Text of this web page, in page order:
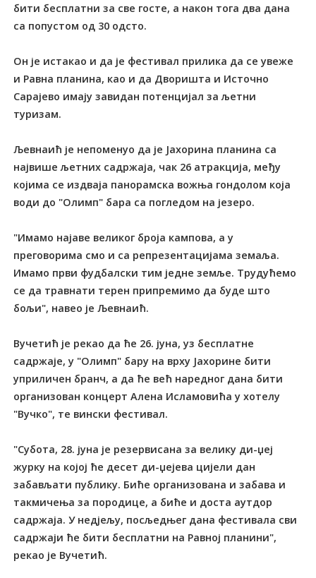
бити бесплатни за све госте, а након тога два дана
са попустом од 30 одсто.
Он је истакао и да је фестивал прилика да се увеже
и Равна планина, као и да Дворишта и Источно
Сарајево имају завидан потенцијал за љетни
туризам.
Љевнаић је непоменуо да је Јахорина планина са
највише љетних садржаја, чак 26 атракција, међу
којима се издваја панорамска вожња гондолом која
води до "Олимп" бара са погледом на језеро.
"Имамо најаве великог броја кампова, а у
преговорима смо и са репрезентацијама земаља.
Имамо први фудбалски тим једне земље. Трудућемо
се да травнати терен припремимо да буде што
бољи", навео је Љевнаић.
Вучетић је рекао да ће 26. јуна, уз бесплатне
садржаје, у "Олимп" бару на врху Јахорине бити
уприличен бранч, а да ће већ наредног дана бити
организован концерт Алена Исламовића у хотелу
"Вучко", те вински фестивал.
"Субота, 28. јуна је резервисана за велику ди-џеј
журку на којој ће десет ди-џејева цијели дан
забављати публику. Биће организована и забава и
такмичења за породице, а биће и доста аутдор
садржаја. У недјељу, посљедњег дана фестивала сви
садржаји ће бити бесплатни на Равној планини",
рекао је Вучетић.